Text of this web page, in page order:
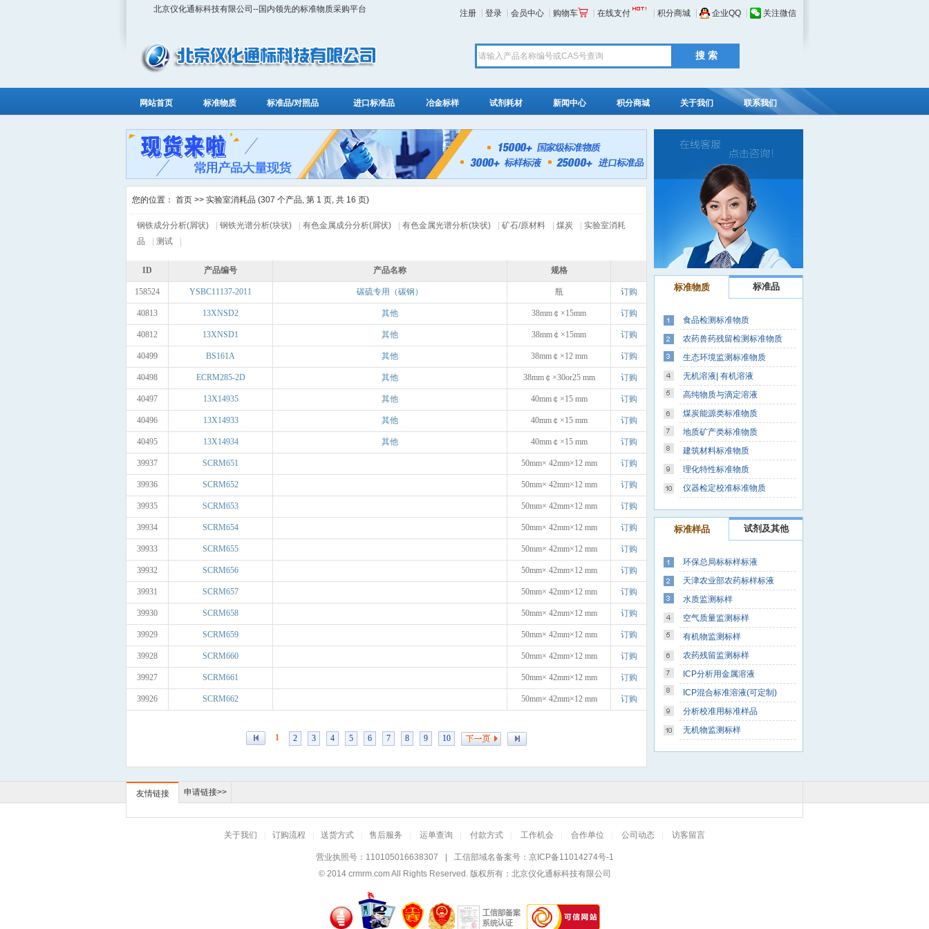
北京仪化通标科技有限公司--国内领先的标准物质采购平台 注册 登录 会员中心 购物车 在线支付 积分商城 企业QQ 关注微信
网站首页 标准物质 标准品/对照品 进口标准品 冶金标样 试剂耗材 新闻中心 积分商城 关于我们 联系我们
您的位置： 首页 >> 实验室消耗品 (307 个产品, 第 1 页, 共 16 页)
钢铁成分分析(屑状) 钢铁光谱分析(块状) 有色金属成分分析(屑状) 有色金属光谱分析(块状) 矿石/原材料 煤炭
实验室消耗
品
测试
ID 产品编号 产品名称 规格
158524 YSBC11137-2011 碳硫专用（碳钢） 瓶 订购
40813 13XNSD2 其他 38mm￠×15mm 订购
40812 13XNSD1 其他 38mm￠×15mm 订购
40499 BS161A 其他 38mm￠×12 mm 订购
40498 ECRM285-2D 其他 38mm￠×30or25 mm 订购
40497 13X14935 其他 40mm￠×15 mm 订购
40496 13X14933 其他 40mm￠×15 mm 订购
40495 13X14934 其他 40mm￠×15 mm 订购
39937 SCRM651 50mm× 42mm×12 mm 订购
39936 SCRM652 50mm× 42mm×12 mm 订购
39935 SCRM653 50mm× 42mm×12 mm 订购
39934 SCRM654 50mm× 42mm×12 mm 订购
39933 SCRM655 50mm× 42mm×12 mm 订购
39932 SCRM656 50mm× 42mm×12 mm 订购
39931 SCRM657 50mm× 42mm×12 mm 订购
39930 SCRM658 50mm× 42mm×12 mm 订购
39929 SCRM659 50mm× 42mm×12 mm 订购
39928 SCRM660 50mm× 42mm×12 mm 订购
39927 SCRM661 50mm× 42mm×12 mm 订购
39926 SCRM662 50mm× 42mm×12 mm 订购
1 2 3 4 5 6 7 8 9 10
标准物质 标准品
食品检测标准物质
农药兽药残留检测标准物质
生态环境监测标准物质
无机溶液| 有机溶液
高纯物质与滴定溶液
煤炭能源类标准物质
地质矿产类标准物质
建筑材料标准物质
理化特性标准物质
仪器检定校准标准物质
标准样品 试剂及其他
环保总局标标样标液
天津农业部农药标样标液
水质监测标样
空气质量监测标样
有机物监测标样
农药残留监测标样
ICP分析用金属溶液
ICP混合标准溶液(可定制)
分析校准用标准样品
无机物监测标样
友情链接 申请链接>>
关于我们 订购流程 送货方式 售后服务 运单查询 付款方式 工作机会 合作单位 公司动态 访客留言
营业执照号：110105016638307 工信部域名备案号： 京ICP备11014274号-1
© 2014 crmrm.comAll Rights Reserved. 版权所有：北京仪化通标科技有限公司